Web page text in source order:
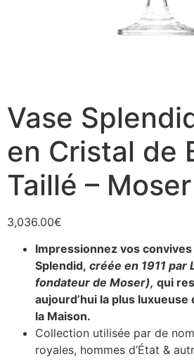
Vase
en Cristal de
Taillé – Moser
3,036.00€
Impressionnez vos
Splendid, créée en 1911 par
fondateur de Moser), qui
aujourd’hui la plus luxueuse
la Maison.
Collection utilisée par de
royales, hommes d’État &